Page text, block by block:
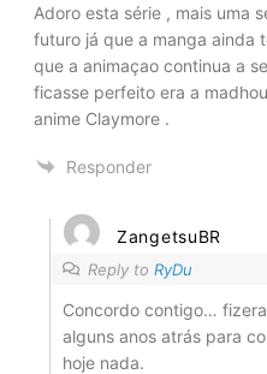
Adoro esta série , mais uma
futuro já que a manga ainda
que a animaçao continua a
ficasse perfeito era a
anime Claymore .
Responder
ZangetsuBR
Reply to RyDu
Concordo contigo…
alguns anos atrás para
hoje nada.